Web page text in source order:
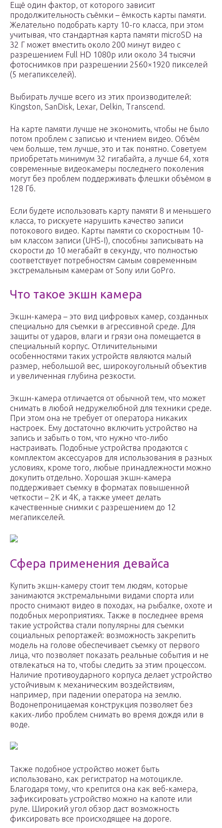
Ещё один фактор, от которого зависит
продолжительность съёмки – ёмкость карты памяти.
Желательно подобрать карту 10-го класса, при этом
учитывая, что стандартная карта памяти microSD на
32 Г может вместить около 200 минут видео с
разрешением Full HD 1080p или около 34 тысячи
фотоснимков при разрешении 2560×1920 пикселей
(5 мегапикселей).
Выбирать лучше всего из этих производителей:
Kingston, SanDisk, Lexar, Delkin, Transcend.
На карте памяти лучше не экономить, чтобы не было
потом проблем с записью и чтением видео. Объём
чем больше, тем лучше, это и так понятно. Советуем
приобретать минимум 32 гигабайта, а лучше 64, хотя
современные видеокамеры последнего поколения
могут без проблем поддерживать флешки объёмом в
128 Гб.
Если будете использовать карту памяти 8 и меньшего
класса, то рискуете нарушить качество записи
потокового видео. Карты памяти со скоростным 10-
ым классом записи (UHS-I), способны записывать на
скорости до 10 мегабайт в секунду, что полностью
соответствует потребностям самым современным
экстремальным камерам от Sony или GoPro.
Что такое экшн камера
Экшн-камера – это вид цифровых камер, созданных
специально для съемки в агрессивной среде. Для
защиты от ударов, влаги и грязи она помещается в
специальный корпус. Отличительными
особенностями таких устройств являются малый
размер, небольшой вес, широкоугольный объектив
и увеличенная глубина резкости.
Экшн-камера отличается от обычной тем, что может
снимать в любой недружелюбной для техники среде.
При этом она не требует от оператора никаких
настроек. Ему достаточно включить устройство на
запись и забыть о том, что нужно что-либо
настраивать. Подобные устройства продаются с
комплектом аксессуаров для использования в разных
условиях, кроме того, любые принадлежности можно
докупить отдельно. Хорошая экшн-камера
поддерживает съемку в форматах повышенной
четкости – 2K и 4K, а также умеет делать
качественные снимки с разрешением до 12
мегапикселей.
Сфера применения девайса
Купить экшн-камеру стоит тем людям, которые
занимаются экстремальными видами спорта или
просто снимают видео в походах, на рыбалке, охоте и
подобных мероприятиях. Также в последнее время
такие устройства стали популярны для съемки
социальных репортажей: возможность закрепить
модель на голове обеспечивает съемку от первого
лица, что позволяет показать реальные события и не
отвлекаться на то, чтобы следить за этим процессом.
Наличие противоударного корпуса делает устройство
устойчивым к механическим воздействиям,
например, при падении оператора на землю.
Водонепроницаемая конструкция позволяет без
каких-либо проблем снимать во время дождя или в
воде.
Также подобное устройство может быть
использовано, как регистратор на мотоцикле.
Благодаря тому, что крепится она как веб-камера,
зафиксировать устройство можно на капоте или
руле. Широкий угол обзор даст возможность
фиксировать все происходящее на дороге.